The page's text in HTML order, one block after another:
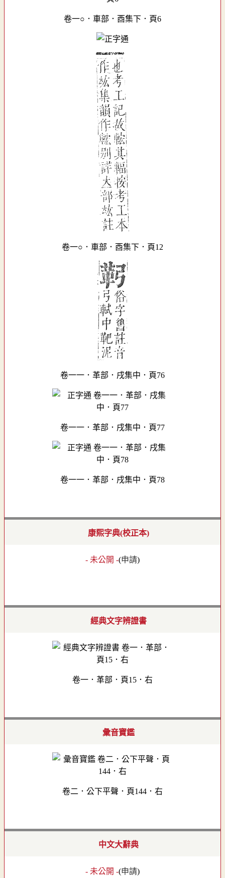
卷一○．車部．酉集下．頁6
卷一○．車部．酉集下．頁12
卷一一．革部．戌集中．頁76
卷一一．革部．戌集中．頁77
卷一一．革部．戌集中．頁78
康熙字典(校正本)
- 未公開 -(申請)
經典文字辨證書
卷一．革部．頁15．右
彙音寶鑑
卷二．公下平聲．頁144．右
中文大辭典
- 未公開 -(申請)